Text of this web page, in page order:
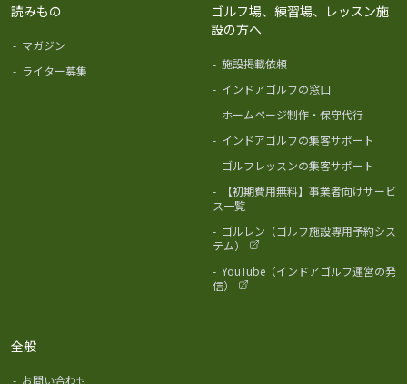
読みもの
- マガジン
- ライター募集
ゴルフ場、練習場、レッスン施
設の方へ
- 施設掲載依頼
- インドアゴルフの窓口
- ホームページ制作・保守代行
- インドアゴルフの集客サポート
- ゴルフレッスンの集客サポート
-
【初期費用無料】事業者向けサービ
ス一覧
- ゴルレン（ゴルフ施設専用予約シス
テム）
- YouTube（インドアゴルフ運営の発
信）
全般
- お問い合わせ